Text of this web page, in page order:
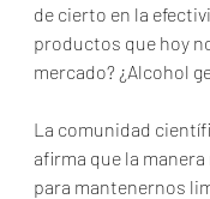
de cierto en la
productos que hoy
mercado? ¿Alcohol
La comunidad
afirma que la
para mantenernos